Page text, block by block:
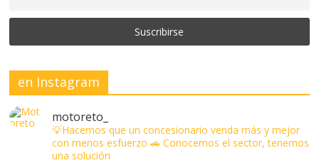
en Instagram
motoreto_
💡Hacemos que un concesionario venda más y mejor
con menos esfuerzo 🚗 Conocemos el sector, tenemos
una solución